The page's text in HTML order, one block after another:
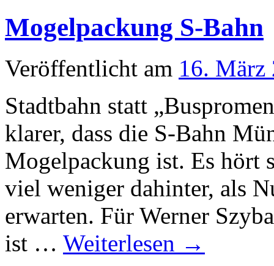
Mogelpackung S-Bahn
Veröffentlicht am 16. März
Stadtbahn statt
klarer, dass die S-Bahn
Mogelpackung ist. Es hört
viel weniger dahinter, als
erwarten. Für Werner
ist … Weiterlesen →